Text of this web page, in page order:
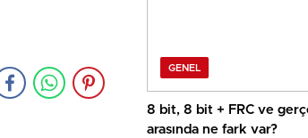
GENEL
8 bit, 8 bit + FRC ve
arasında ne fark var?